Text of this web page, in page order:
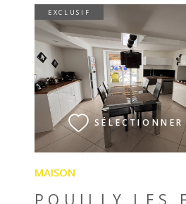
MAISON
POUILLY LES
EXCLUSIF
SÉLECTIONNER
VOIR LE